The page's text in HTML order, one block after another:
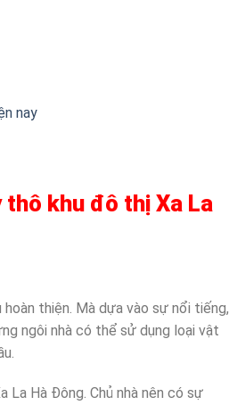
nay
khu đô thị Xa La
thiện. Mà dựa vào sự nổi tiếng,
ngôi nhà có thể sử dụng loại vật
La Hà Đông. Chủ nhà nên có sự